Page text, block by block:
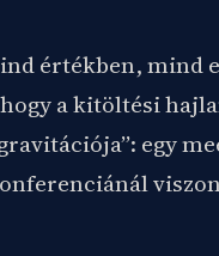
értékben, mind
a kitöltési
egy